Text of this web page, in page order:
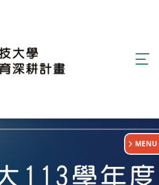
MENU